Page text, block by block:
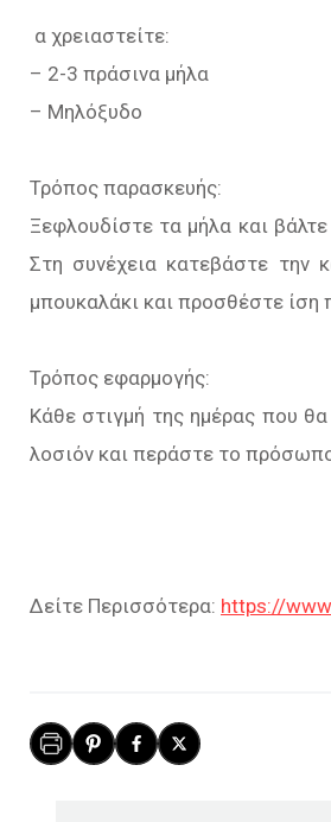
α χρειαστείτε:
– 2-3 πράσινα μήλα
– Μηλόξυδο
Τρόπος παρασκευής:
Ξεφλουδίστε τα μήλα και
Στη συνέχεια κατεβάστε την
μπουκαλάκι και προσθέστε
Τρόπος εφαρμογής:
Κάθε στιγμή της ημέρας που
λοσιόν και περάστε το
Δείτε Περισσότερα: https://